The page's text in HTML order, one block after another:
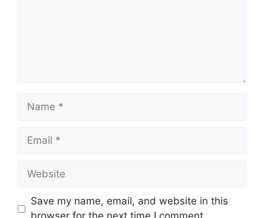
Name
Email
Website
Save my name, email, and website in this